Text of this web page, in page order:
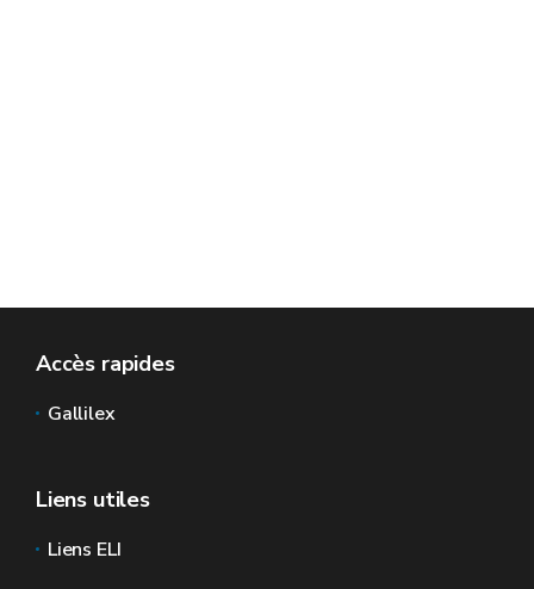
Accès rapides
Gallilex
Liens utiles
Liens ELI